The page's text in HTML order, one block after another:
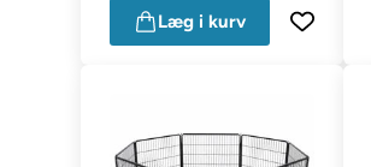
Læg i kurv